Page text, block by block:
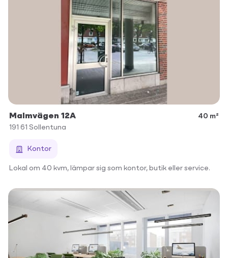
Malmvägen 12A
40 m²
191 61 Sollentuna
Kontor
Lokal om 40 kvm, lämpar sig som kontor, butik eller service.